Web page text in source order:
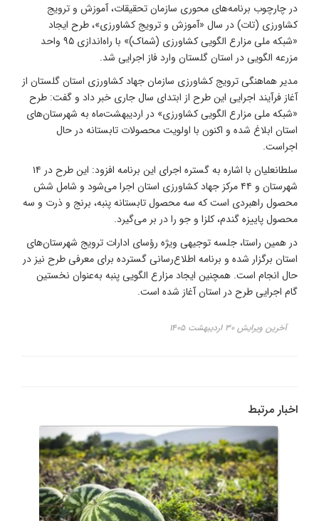
در چارچوب برنامه‌های محوری سازمان تحقیقات، آموزش و ترویج
کشاورزی (تات) در سال «آموزش و ترویج کشاورزی»، طرح ایجاد
«شبکه ملی مزارع الگویی کشاورزی (شماک)» با راه‌اندازی ۹۵ واحد
مزرعه الگویی در استان گلستان وارد فاز اجرایی شد.
مدیر هماهنگی ترویج کشاورزی سازمان جهاد کشاورزی استان گلستان از
آغاز فرآیند اجرایی این طرح از ابتدای سال جاری خبر داد و گفت: طرح
«شبکه ملی مزارع الگویی کشاورزی» در اردیبهشت‌ماه به شهرستان‌های
استان ابلاغ شده و اکنون با اولویت محصولات تابستانه در حال
اجراست.
سلطانعلیان با اشاره به گستره اجرای این برنامه افزود: این طرح در ۱۴
شهرستان و ۴۴ مرکز جهاد کشاورزی استان اجرا می‌شود و شامل شش
محصول راهبردی است که سه محصول تابستانه پنبه، برنج و ذرت و سه
محصول پاییزه گندم، کلزا و جو را در بر می‌گیرد.
در همین راستا، جلسه توجیهی ویژه رؤسای ادارات ترویج شهرستان‌های
استان برگزار شده و برنامه اطلاع‌رسانی گسترده برای معرفی طرح نیز در
حال انجام است. همچنین ایجاد مزارع الگویی پنبه به‌عنوان نخستین
گام اجرایی طرح در استان آغاز شده است.
آخرین ویرایش ۳۰ اردیبهشت ۱۴۰۵
اخبار مرتبط